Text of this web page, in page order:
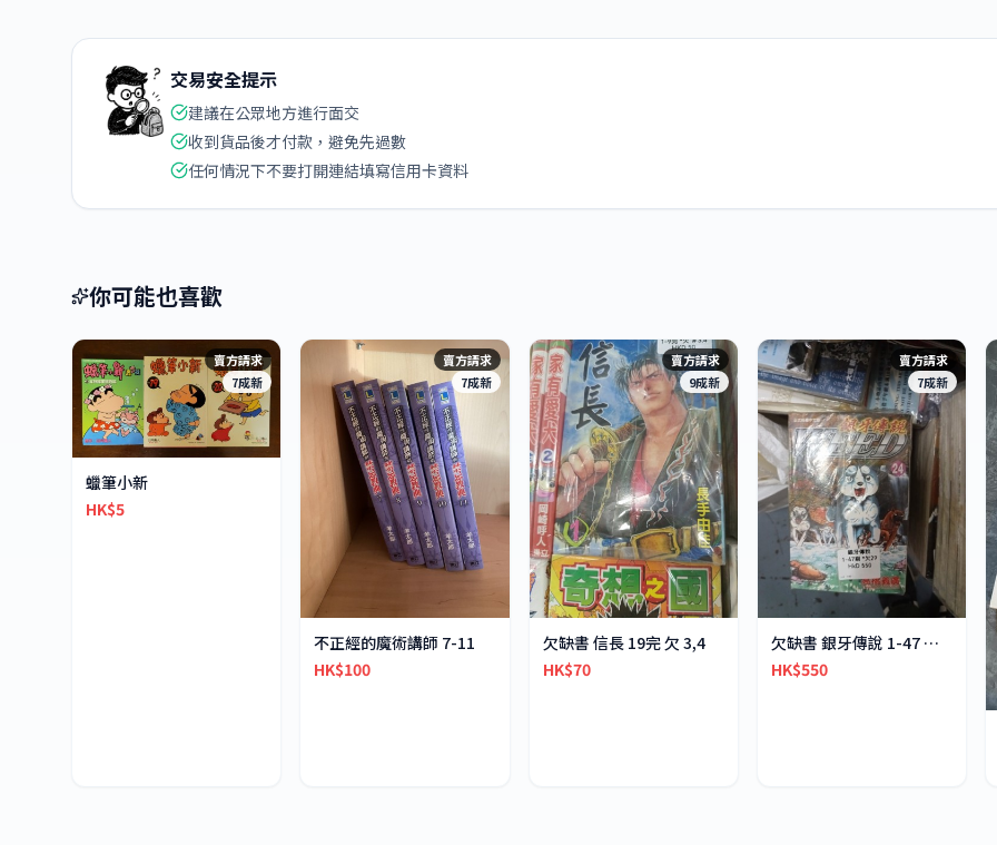
交易安全提示
建議在公眾地方進行面交
收到貨品後才付款，避免先過數
任何情況下不要打開連結填寫信用卡資料
你可能也喜歡
賣方請求
7成新
蠟筆小新
HK$5
賣方請求
7成新
不正經的魔術講師 7-11
HK$100
賣方請求
9成新
欠缺書 信長 19完 欠 3,4
HK$70
賣方請求
7成新
欠缺書 銀牙傳說 1-47 欠 29
HK$550